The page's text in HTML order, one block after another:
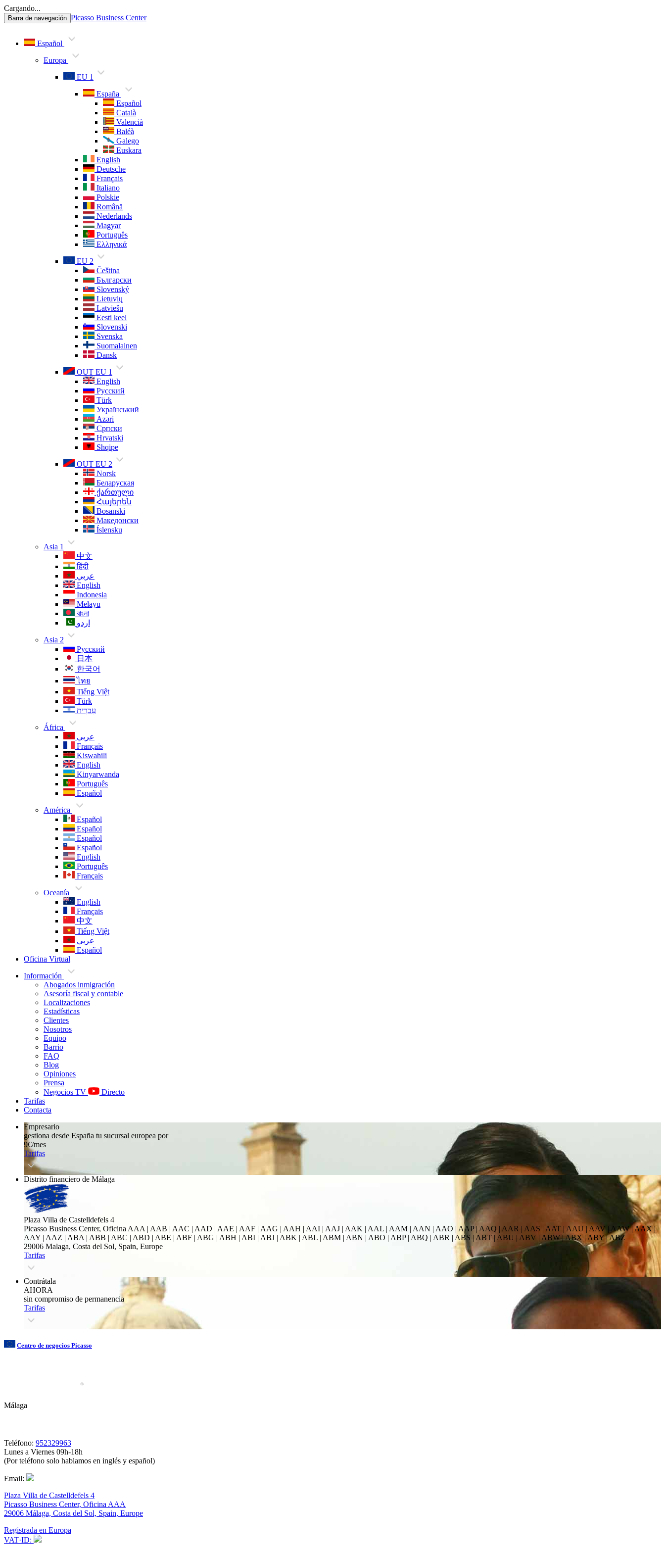
Cargando...
Barra de navegación Picasso Business Center
Español
Europa
EU 1
España
Español
Català
Valencià
Baléà
Galego
Euskara
English
Deutsche
Français
Italiano
Polskie
Română
Nederlands
Magyar
Português
Ελληνικά
EU 2
Čeština
Български
Slovenský
Lietuvių
Latviešu
Eesti keel
Slovenski
Svenska
Suomalainen
Dansk
OUT EU 1
English
Русский
Türk
Український
Azəri
Српски
Hrvatski
Shqipe
OUT EU 2
Norsk
Беларуская
ქართული
Հայերեն
Bosanski
Македонски
Íslensku
Asia 1
中文
हिंदी
عربي
English
Indonesia
Melayu
বাংলা
اردو
Asia 2
Русский
日本
한국어
ไทย
Tiếng Việt
Türk
עִברִית
África
عربي
Français
Kiswahili
English
Kinyarwanda
Português
Español
América
Español
Español
Español
Español
English
Português
Français
Oceanía
English
Français
中文
Tiếng Việt
عربي
Español
Oficina Virtual
Información
Abogados inmigración
Asesoría fiscal y contable
Localizaciones
Estadísticas
Clientes
Nosotros
Equipo
Barrio
FAQ
Blog
Opiniones
Prensa
Negocios TV
Directo
Tarifas
Contacta
Empresario
gestiona desde España tu sucursal europea por
9€/mes
Tarifas
Distrito financiero de Málaga
Plaza Villa de Castelldefels 4
Picasso Business Center, Oficina AAA | AAB | AAC | AAD | AAE | AAF | AAG | AAH | AAI | AAJ | AAK | AAL | AAM | AAN | AAO | AAP | AAQ | AAR | AAS | AAT | AAU | AAV | AAW | AAX |
AAY | AAZ | ABA | ABB | ABC | ABD | ABE | ABF | ABG | ABH | ABI | ABJ | ABK | ABL | ABM | ABN | ABO | ABP | ABQ | ABR | ABS | ABT | ABU | ABV | ABW | ABX | ABY | ABZ
29006 Malaga, Costa del Sol, Spain, Europe
Tarifas
Contrátala
AHORA
sin compromiso de permanencia
Tarifas
Centro de negocios Picasso
Málaga
Teléfono: 952329963
Lunes a Viernes 09h-18h
(Por teléfono solo hablamos en inglés y español)
Email:
Plaza Villa de Castelldefels 4
Picasso Business Center, Oficina AAA
29006 Málaga, Costa del Sol, Spain, Europe
Registrada en Europa
VAT·ID: